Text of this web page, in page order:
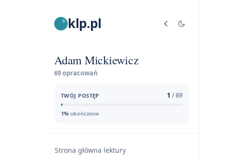
klp.pl
Adam Mickiewicz
69 opracowań
TWÓJ POSTĘP 1 / 69
1% ukończone
Strona główna lektury